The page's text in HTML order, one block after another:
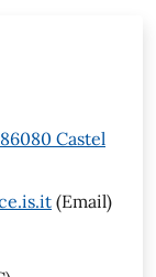
Castel
(Email)